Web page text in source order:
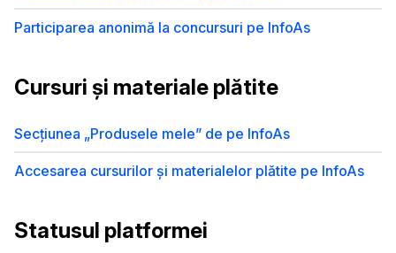
Participarea anonimă la concursuri pe InfoAs
Cursuri și materiale plătite
Secțiunea „Produsele mele” de pe InfoAs
Accesarea cursurilor și materialelor plătite pe InfoAs
Statusul platformei